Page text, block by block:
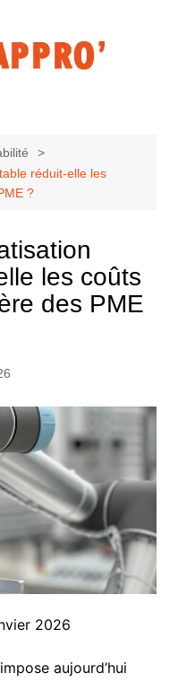
réduit-elle les
?
les coûts
des PME
2026
aujourd’hui